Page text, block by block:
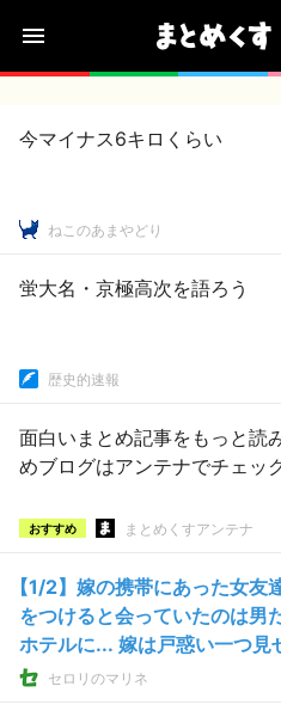
今マイナス6キロくらい
ねこのあまやどり
蛍大名・京極高次を語ろう
歴史的速報
面白いまとめ記事をもっと読
めブログはアンテナでチェッ
おすすめ まとめくすアンテナ
【1/2】嫁の携帯にあった女
をつけると会っていたのは男
ホテルに... 嫁は戸惑い一つ見
セロリのマリネ